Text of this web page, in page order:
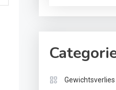
Gewichtsverlies